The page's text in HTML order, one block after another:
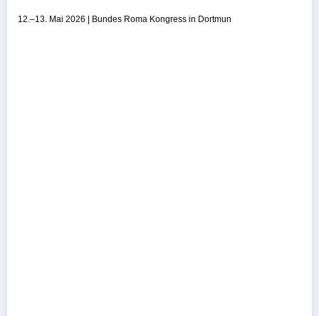
12.–13. Mai 2026 | Bundes Roma Kongress in Dortmun